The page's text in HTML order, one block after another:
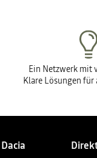
Ein Netzwerk mit
Klare Lösungen